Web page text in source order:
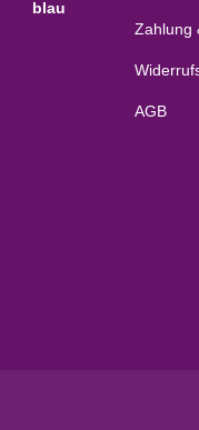
Zahlung
AGB